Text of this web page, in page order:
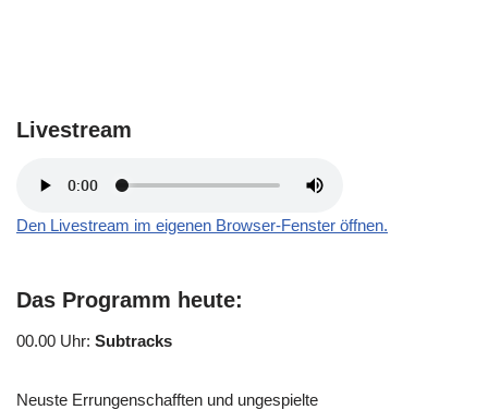
Livestream
Den Livestream im eigenen Browser-Fenster öffnen.
Das Programm heute:
00.00 Uhr: Subtracks
Neuste Errungenschafften und ungespielte